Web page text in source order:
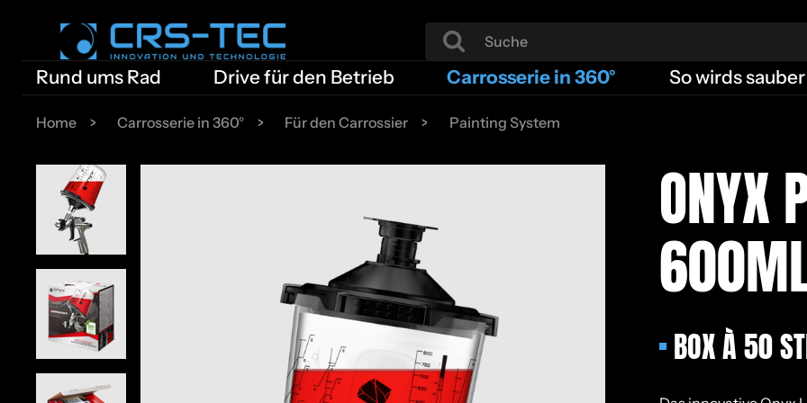
Rund ums Rad Drive für den Betrieb Carrosserie in 360° So wirds sauber
Home Carrosserie in 360° Für den Carrossier Painting System
ONYX
BOX À 50